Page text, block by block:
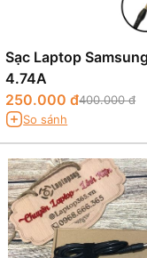
Sạc Laptop
4.74A
250.000 đ400.000 đ
So sánh